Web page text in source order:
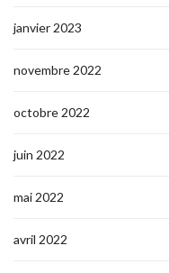
janvier 2023
novembre 2022
octobre 2022
juin 2022
mai 2022
avril 2022